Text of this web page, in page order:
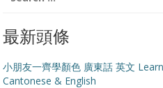
for:
最新頭條
小朋友一齊學顏色 廣東話 英文
Cantonese & English